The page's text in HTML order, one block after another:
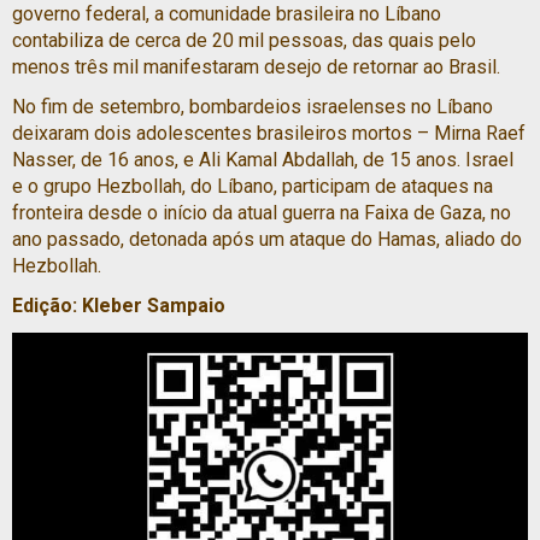
governo federal, a comunidade brasileira no Líbano
contabiliza de cerca de 20 mil pessoas, das quais pelo
menos três mil manifestaram desejo de retornar ao Brasil.
No fim de setembro, bombardeios israelenses no Líbano
deixaram dois adolescentes brasileiros mortos – Mirna Raef
Nasser, de 16 anos, e Ali Kamal Abdallah, de 15 anos. Israel
e o grupo Hezbollah, do Líbano, participam de ataques na
fronteira desde o início da atual guerra na Faixa de Gaza, no
ano passado, detonada após um ataque do Hamas, aliado do
Hezbollah.
Edição: Kleber Sampaio